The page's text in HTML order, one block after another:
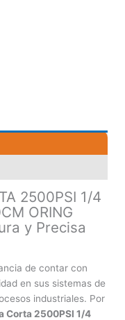
2500PSI 1/4
ORING
y Precisa
de contar con
en sus sistemas de
industriales. Por
Corta 2500PSI 1/4